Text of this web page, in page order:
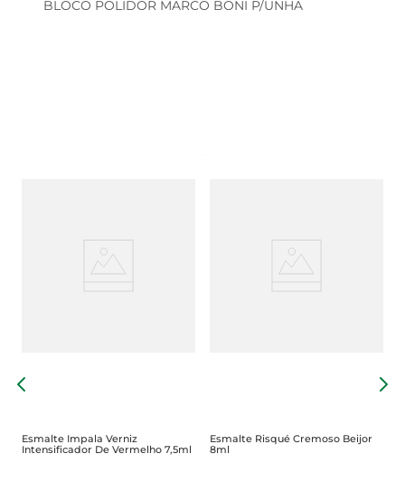
BLOCO POLIDOR MARCO BONI P/UNHA
Esmalte Impala Verniz
Intensificador De Vermelho 7,5ml
Esmalte Risqué Cremoso Beijor
8ml